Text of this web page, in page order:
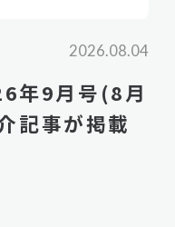
2026.08.04
年9月号(8月
記事が掲載